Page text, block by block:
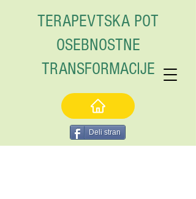
TERAPEVTSKA POT
OSEBNOSTNE
TRANSFORMACIJE
Deli stran